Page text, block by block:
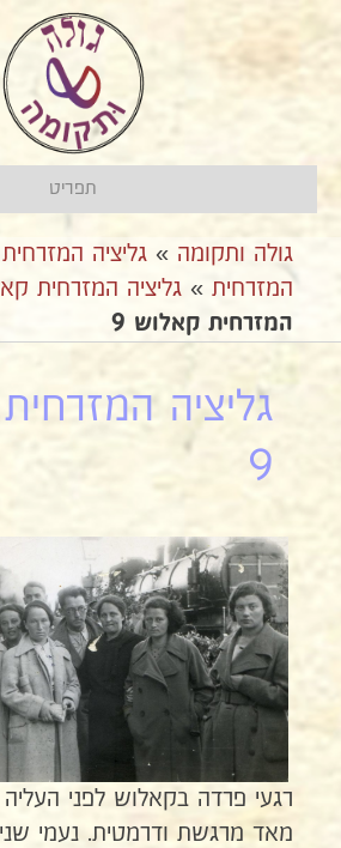
תפריט
גולה ותקומה » גליציה המזרחית
המזרחית » גליציה המזרחית
המזרחית קאלוש 9
גליציה
9
רגעי פרדה בקאלוש לפני
מאד מרגשת ודרמטית. נעמי